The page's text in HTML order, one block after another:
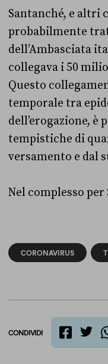
Santanché, e altri
probabilmente
dell’Ambasciata
collegava i 50
Questo
temporale tra
dell’erogazione, è
tempistiche di
versamento e dal
Nel complesso per
CORONAVIRUS
CONDIVIDI